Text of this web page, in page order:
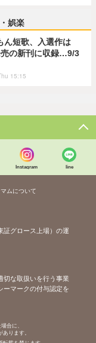
娯楽
ん短歌、入選作は
の新刊に収録…9/3
15:15
Instagram line
マムについて
証グロース上場）の運
切な取扱いを行う事業
ーマークの付与認定を
合に、
ります。